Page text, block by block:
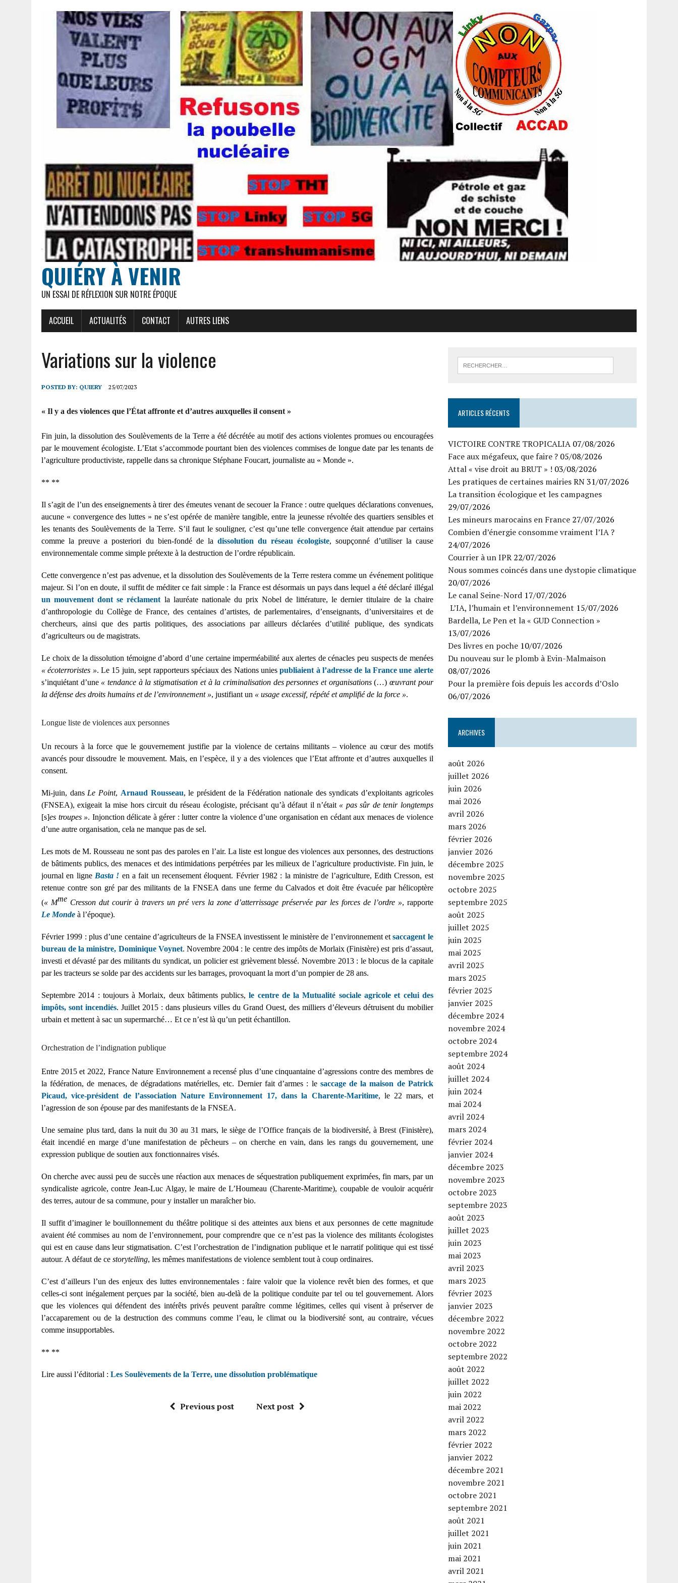
QUIÉRY À VENIR
UN ESSAI DE RÉFLEXION SUR NOTRE ÉPOQUE
ACCUEIL ACTUALITÉS CONTACT AUTRES LIENS
Variations sur la violence
POSTED BY: QUIERY 25/07/2023
« Il y a des violences que l’État affronte et d’autres auxquelles il consent »
Fin juin, la dissolution des Soulèvements de la Terre a été décrétée au motif des actions violentes promues ou encouragées
par le mouvement écologiste. L’Etat s’accommode pourtant bien des violences commises de longue date par les tenants de
l’agriculture productiviste, rappelle dans sa chronique Stéphane Foucart, journaliste au « Monde ».
** **
Il s’agit de l’un des enseignements à tirer des émeutes venant de secouer la France : outre quelques déclarations convenues,
aucune « convergence des luttes » ne s’est opérée de manière tangible, entre la jeunesse révoltée des quartiers sensibles et
les tenants des Soulèvements de la Terre. S’il faut le souligner, c’est qu’une telle convergence était attendue par certains
comme la preuve a posteriori du bien-fondé de ladissolution du réseau écologiste, soupçonné d’utiliser la cause
environnementale comme simple prétexte à la destruction de l’ordre républicain.
Cette convergence n’est pas advenue, et la dissolution des Soulèvements de la Terre restera comme un événement politique
majeur. Si l’on en doute, il suffit de méditer ce fait simple : la France est désormais un pays dans lequel a été déclaré illégal
un mouvement dont se réclament la lauréate nationale du prix Nobel de littérature, le dernier titulaire de la chaire
d’anthropologie du Collège de France, des centaines d’artistes, de parlementaires, d’enseignants, d’universitaires et de
chercheurs, ainsi que des partis politiques, des associations par ailleurs déclarées d’utilité publique, des syndicats
d’agriculteurs ou de magistrats.
Le choix de la dissolution témoigne d’abord d’une certaine imperméabilité aux alertes de cénacles peu suspects de menées
« écoterroristes ». Le 15 juin, sept rapporteurs spéciaux des Nations uniespubliaient à l’adresse de la France une alerte
s’inquiétant d’une « tendance à la stigmatisation et à la criminalisation des personnes et organisations(…) œuvrant pour
la défense des droits humains et de l’environnement », justifiant un « usage excessif, répété et amplifié de la force ».
Longue liste de violences aux personnes
Un recours à la force que le gouvernement justifie par la violence de certains militants – violence au cœur des motifs
avancés pour dissoudre le mouvement. Mais, en l’espèce, il y a des violences que l’Etat affronte et d’autres auxquelles il
consent.
Mi-juin, dans Le Point, Arnaud Rousseau, le président de la Fédération nationale des syndicats d’exploitants agricoles
(FNSEA), exigeait la mise hors circuit du réseau écologiste, précisant qu’à défaut il n’était « pas sûr de tenir longtemps
[s]es troupes ». Injonction délicate à gérer : lutter contre la violence d’une organisation en cédant aux menaces de violence
d’une autre organisation, cela ne manque pas de sel.
Les mots de M. Rousseau ne sont pas des paroles en l’air. La liste est longue des violences aux personnes, des destructions
de bâtiments publics, des menaces et des intimidations perpétrées par les milieux de l’agriculture productiviste. Fin juin, le
journal en ligne Basta ! en a fait un recensement éloquent. Février 1982 : la ministre de l’agriculture, Edith Cresson, est
retenue contre son gré par des militants de la FNSEA dans une ferme du Calvados et doit être évacuée par hélicoptère
(« Mme Cresson dut courir à travers un pré vers la zone d’atterrissage préservée par les forces de l’ordre », rapporte
Le Monde à l’époque).
Février 1999 : plus d’une centaine d’agriculteurs de la FNSEA investissent le ministère de l’environnement etsaccagent le
bureau de la ministre, Dominique Voynet. Novembre 2004 : le centre des impôts de Morlaix (Finistère) est pris d’assaut,
investi et dévasté par des militants du syndicat, un policier est grièvement blessé. Novembre 2013 : le blocus de la capitale
par les tracteurs se solde par des accidents sur les barrages, provoquant la mort d’un pompier de 28 ans.
Septembre 2014 : toujours à Morlaix, deux bâtiments publics,le centre de la Mutualité sociale agricole et celui des
impôts, sont incendiés. Juillet 2015 : dans plusieurs villes du Grand Ouest, des milliers d’éleveurs détruisent du mobilier
urbain et mettent à sac un supermarché… Et ce n’est là qu’un petit échantillon.
Orchestration de l’indignation publique
Entre 2015 et 2022, France Nature Environnement a recensé plus d’une cinquantaine d’agressions contre des membres de
la fédération, de menaces, de dégradations matérielles, etc. Dernier fait d’armes : le saccage de la maison de Patrick
Picaud, vice-président de l’association Nature Environnement 17, dans la Charente-Maritime, le 22 mars, et
l’agression de son épouse par des manifestants de la FNSEA.
Une semaine plus tard, dans la nuit du 30 au 31 mars, le siège de l’Office français de la biodiversité, à Brest (Finistère),
était incendié en marge d’une manifestation de pêcheurs – on cherche en vain, dans les rangs du gouvernement, une
expression publique de soutien aux fonctionnaires visés.
On cherche avec aussi peu de succès une réaction aux menaces de séquestration publiquement exprimées, fin mars, par un
syndicaliste agricole, contre Jean-Luc Algay, le maire de L’Houmeau (Charente-Maritime), coupable de vouloir acquérir
des terres, autour de sa commune, pour y installer un maraîcher bio.
Il suffit d’imaginer le bouillonnement du théâtre politique si des atteintes aux biens et aux personnes de cette magnitude
avaient été commises au nom de l’environnement, pour comprendre que ce n’est pas la violence des militants écologistes
qui est en cause dans leur stigmatisation. C’est l’orchestration de l’indignation publique et le narratif politique qui est tissé
autour. A défaut de ce storytelling, les mêmes manifestations de violence semblent tout à coup ordinaires.
C’est d’ailleurs l’un des enjeux des luttes environnementales : faire valoir que la violence revêt bien des formes, et que
celles-ci sont inégalement perçues par la société, bien au-delà de la politique conduite par tel ou tel gouvernement. Alors
que les violences qui défendent des intérêts privés peuvent paraître comme légitimes, celles qui visent à préserver de
l’accaparement ou de la destruction des communs comme l’eau, le climat ou la biodiversité sont, au contraire, vécues
comme insupportables.
** **
Lire aussi l’éditorial : Les Soulèvements de la Terre, une dissolution problématique
Previous post Next post
ARTICLES RÉCENTS
VICTOIRE CONTRE TROPICALIA 07/08/2026
Face aux mégafeux, que faire ? 05/08/2026
Attal « vise droit au BRUT » ! 03/08/2026
Les pratiques de certaines mairies RN31/07/2026
La transition écologique et les campagnes
29/07/2026
Les mineurs marocains en France 27/07/2026
Combien d’énergie consomme vraiment l’IA ?
24/07/2026
Courrier à un IPR 22/07/2026
Nous sommes coincés dans une dystopie climatique
20/07/2026
Le canal Seine-Nord 17/07/2026
L’IA, l’humain et l’environnement 15/07/2026
Bardella, Le Pen et la « GUD Connection »
13/07/2026
Des livres en poche 10/07/2026
Du nouveau sur le plomb à Evin-Malmaison
08/07/2026
Pour la première fois depuis les accords d’Oslo
06/07/2026
ARCHIVES
août 2026
juillet 2026
juin 2026
mai 2026
avril 2026
mars 2026
février 2026
janvier 2026
décembre 2025
novembre 2025
octobre 2025
septembre 2025
août 2025
juillet 2025
juin 2025
mai 2025
avril 2025
mars 2025
février 2025
janvier 2025
décembre 2024
novembre 2024
octobre 2024
septembre 2024
août 2024
juillet 2024
juin 2024
mai 2024
avril 2024
mars 2024
février 2024
janvier 2024
décembre 2023
novembre 2023
octobre 2023
septembre 2023
août 2023
juillet 2023
juin 2023
mai 2023
avril 2023
mars 2023
février 2023
janvier 2023
décembre 2022
novembre 2022
octobre 2022
septembre 2022
août 2022
juillet 2022
juin 2022
mai 2022
avril 2022
mars 2022
février 2022
janvier 2022
décembre 2021
novembre 2021
octobre 2021
septembre 2021
août 2021
juillet 2021
juin 2021
mai 2021
avril 2021